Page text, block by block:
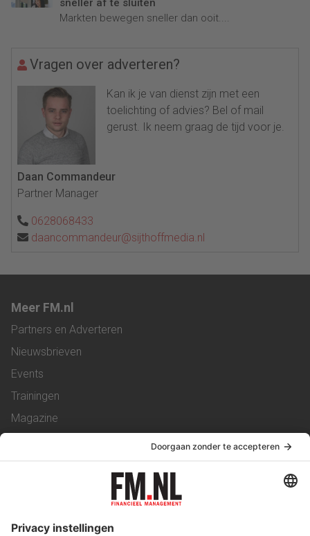
sneller af te sluiten
Markten bewegen sneller dan ooit....
Vragen over adverteren?
Kan ik je van dienst zijn met een
toelichting of advies? Bel of mail
gerust. Ik neem graag de tijd voor je.
Daan Commandeur
Partner Manager
0628068433
daancommandeur@sijthoffmedia.nl
Meer FM.nl
Partners en Adverteren
Nieuwsbrieven
Events
Trainingen
Magazine
Service & Contact
Werken bij ons